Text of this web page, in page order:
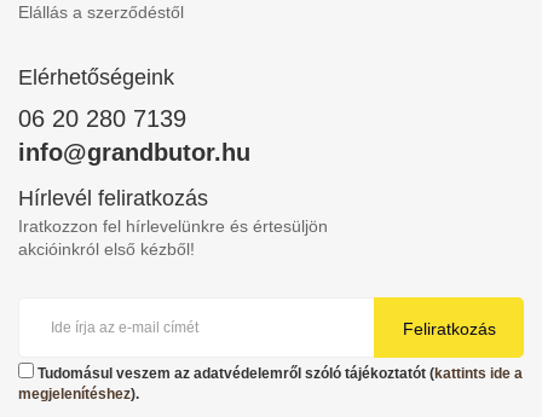
Elállás a szerződéstől
Elérhetőségeink
06 20 280 7139
info@grandbutor.hu
Hírlevél feliratkozás
Iratkozzon fel hírlevelünkre és értesüljön
akcióinkról első kézből!
Feliratkozás
Tudomásul veszem az adatvédelemről szóló tájékoztatót (kattints ide a
megjelenítéshez).